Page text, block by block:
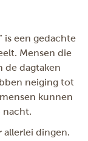
is een gedachte
Mensen die
de dagtaken
neiging tot
kunnen
nacht.
allerlei dingen.